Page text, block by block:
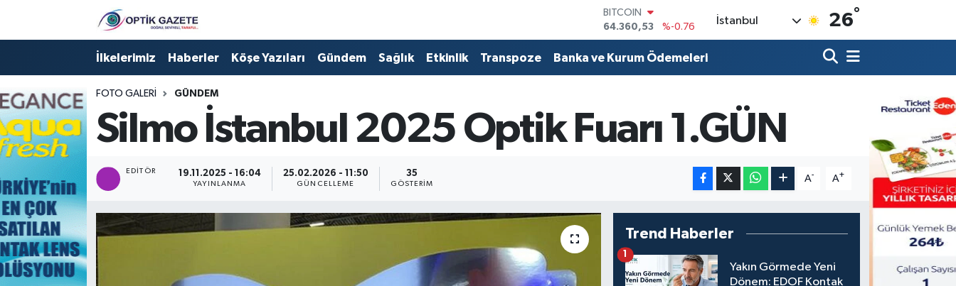
DOLAR
47,7143
%0.16
EURO
55,0317
%-0.02
%1.44
BİST100
13.799
%70
%-0.76
İstanbul 26°
İlkelerimiz Haberler Köşe Yazıları Gündem Sağlık Etkinlik Transpoze Banka ve Kurum Ödemeleri
FOTO GALERI GÜNDEM
Silmo İstanbul 2025 Optik Fuarı 1.GÜN
EDITÖR 19.11.2025 - 16:04
YAYINLANMA
25.02.2026 - 11:50
GÜNCELLEME
35
GÖSTERIM
A- A+
Trend Haberler
Yakın Görmede Yeni
Dönem: EDOF Kontak
1
Nöbetçi Eczaneler
Hava Durumu
İstanbul Namaz Vakitleri
Süper Lig Puan Durumu ve Fikstür
Tüm Manşetler
Son Dakika Haberleri